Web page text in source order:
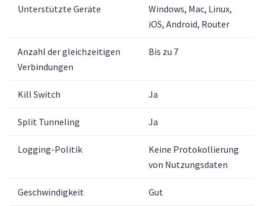
Unterstützte Geräte
Windows, Mac, Linux,
iOS, Android, Router
Anzahl der gleichzeitigen
Verbindungen
Bis zu 7
Kill Switch Ja
Split Tunneling Ja
Logging-Politik
Keine Protokollierung
von Nutzungsdaten
Geschwindigkeit Gut